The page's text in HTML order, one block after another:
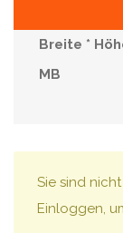
Sie sind
Einloggen,